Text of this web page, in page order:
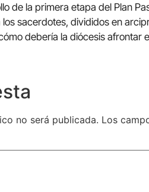
de la primera etapa del Plan
los sacerdotes, divididos en
debería la diócesis afrontar
no será publicada. Los